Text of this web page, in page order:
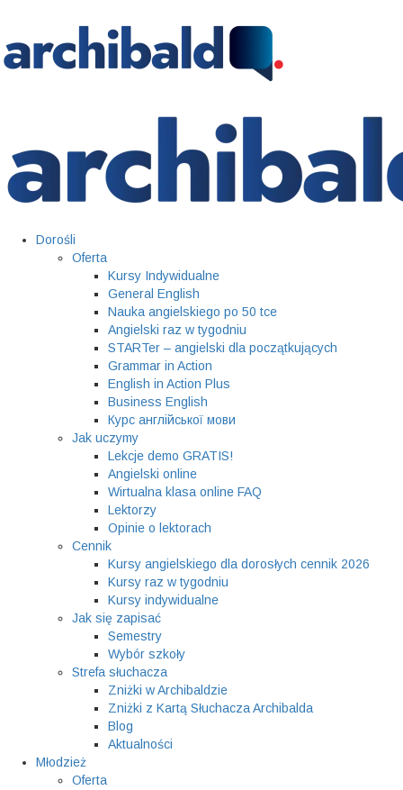
Dorośli
Oferta
Kursy Indywidualne
General English
Nauka angielskiego po 50 tce
Angielski raz w tygodniu
STARTer – angielski dla początkujących
Grammar in Action
English in Action Plus
Business English
Курс англійської мови
Jak uczymy
Lekcje demo GRATIS!
Angielski online
Wirtualna klasa online FAQ
Lektorzy
Opinie o lektorach
Cennik
Kursy angielskiego dla dorosłych cennik 2026
Kursy raz w tygodniu
Kursy indywidualne
Jak się zapisać
Semestry
Wybór szkoły
Strefa słuchacza
Zniżki w Archibaldzie
Zniżki z Kartą Słuchacza Archibalda
Blog
Aktualności
Młodzież
Oferta